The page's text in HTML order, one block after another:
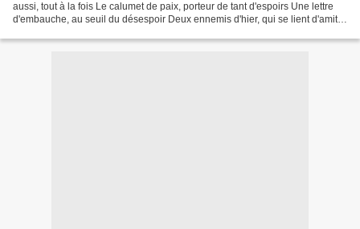
aussi, tout à la fois Le calumet de paix, porteur de tant d'espoirs Une lettre
d'embauche, au seuil du désespoir Deux ennemis d'hier, qui se lient d'amitié